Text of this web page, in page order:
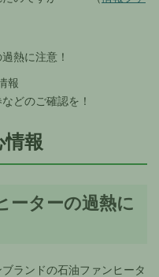
熱に注意！
報
どのご確認を！
報
ーターの過熱に
ランドの石油ファンヒータ